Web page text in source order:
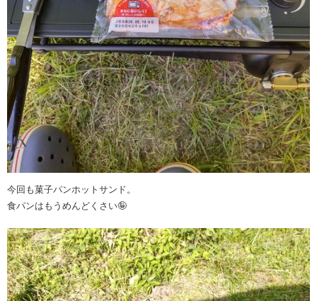
今回も菓子パンホットサンド。
食パンはもうめんどくさい🤪